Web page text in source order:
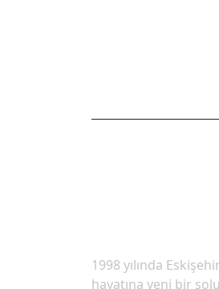
1998 yılında
hayatına yeni bir